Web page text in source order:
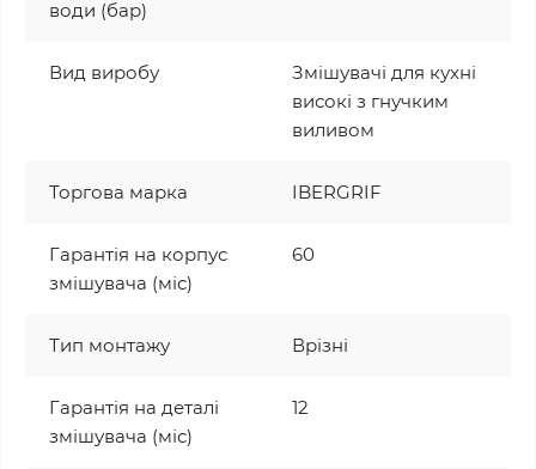
води (бар)
Вид виробу
Змішувачі для кухні
високі з гнучким
виливом
Торгова марка IBERGRIF
Гарантія на корпус
змішувача (міс)
60
Тип монтажу Врізні
Гарантія на деталі
змішувача (міс)
12